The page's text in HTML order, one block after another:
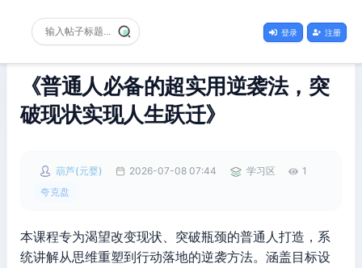
登录 注册
《普通人必备的超实用逆袭法，突
破现状实现人生跃迁》
葫芦(元婴) 2026-07-08 07:44 学习区
1
夸克盘
本课程专为渴望改变现状、突破瓶颈的普通人打造，系
统讲解从思维重塑到行动落地的逆袭方法。涵盖目标设